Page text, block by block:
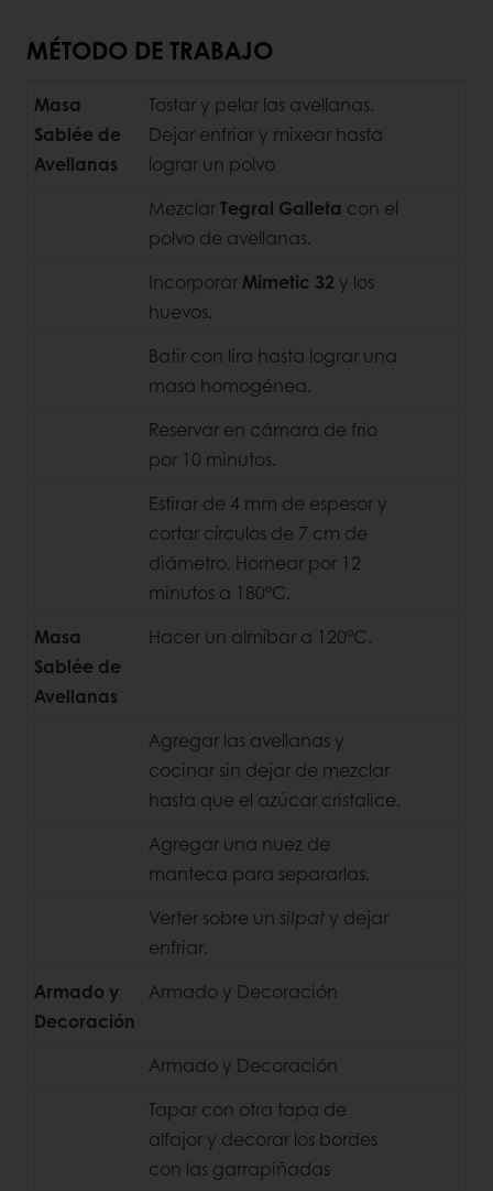
MÉTODO DE TRABAJO
Masa
Sablée de
Avellanas
Tostar y pelar las avellanas.
Dejar enfriar y mixear hasta
lograr un polvo
MezclarTegral Galleta con el
polvo de avellanas.
Incorporar Mimetic 32 y los
huevos.
Batir con lira hasta lograr una
masa homogénea.
Reservar en cámara de frio
por 10 minutos.
Estirar de 4 mm de espesor y
cortar círculos de 7 cm de
diámetro. Hornear por 12
minutos a 180°C.
Masa
Sablée de
Avellanas
Hacer un almíbar a 120°C.
Agregar las avellanas y
cocinar sin dejar de mezclar
hasta que el azúcar cristalice.
Agregar una nuez de
manteca para separarlas.
Verter sobre un silpat y dejar
enfriar.
Armado y
Decoración
Armado y Decoración
Armado y Decoración
Tapar con otra tapa de
alfajor y decorar los bordes
con las garrapiñadas